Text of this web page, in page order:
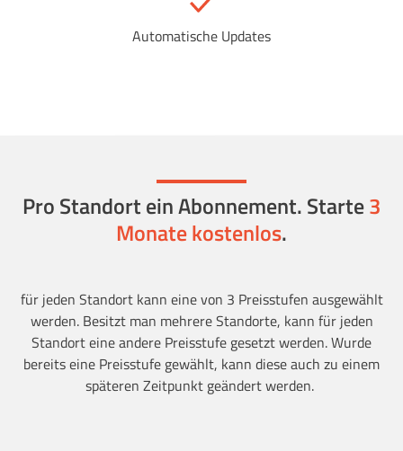
Automatische Updates
Pro Standort ein Abonnement. Starte3
Monate kostenlos.
für jeden Standort kann eine von 3 Preisstufen ausgewählt
werden. Besitzt man mehrere Standorte, kann für jeden
Standort eine andere Preisstufe gesetzt werden. Wurde
bereits eine Preisstufe gewählt, kann diese auch zu einem
späteren Zeitpunkt geändert werden.